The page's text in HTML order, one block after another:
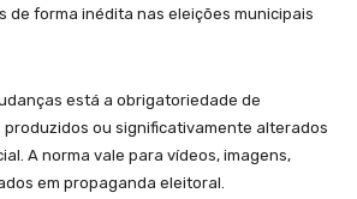
de forma inédita nas eleições municipais
está a obrigatoriedade de
ou significativamente alterados
A norma vale para vídeos, imagens,
em propaganda eleitoral.